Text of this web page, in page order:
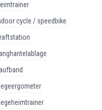
heimtrainer
cycle / speedbike
kraftstation